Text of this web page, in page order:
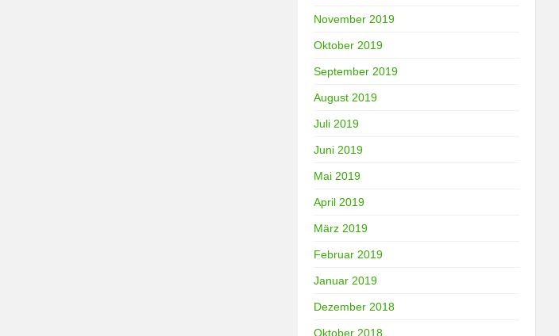
November 2019
Oktober 2019
September 2019
August 2019
Juli 2019
Juni 2019
Mai 2019
April 2019
März 2019
Februar 2019
Januar 2019
Dezember 2018
Oktober 2018